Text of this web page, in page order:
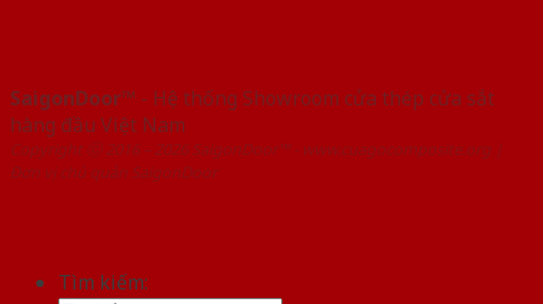
SaigonDoor™ - Hệ thống Showroom cửa thép cửa sắt
hàng đầu Việt Nam
Copyright ⓒ 2016 – 2026 SaigonDoor™ - www.cuagocomposite.org |
Đơn vị chủ quản SaigonDoor
Tìm kiếm: